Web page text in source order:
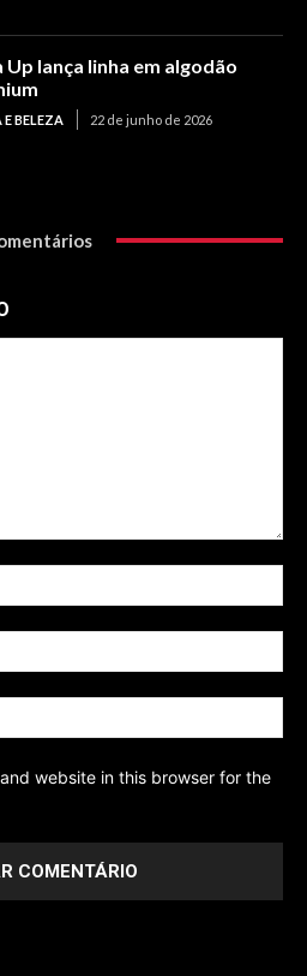
Up lança linha em algodão
BELEZA 22 de junho de 2026
website in this browser for the